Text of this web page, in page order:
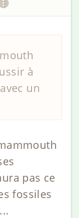
à
un
pas ce
fossiles